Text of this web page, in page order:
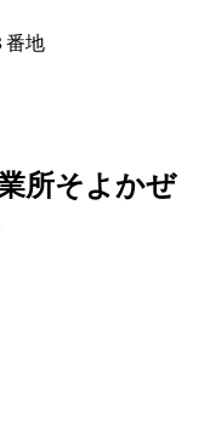
番地
所そよかぜ